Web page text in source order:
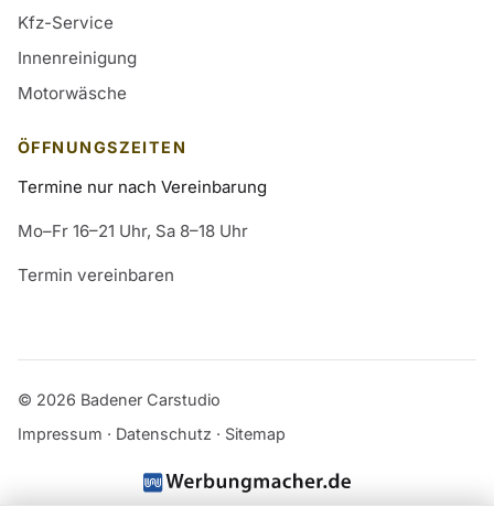
Kfz-Service
Innenreinigung
Motorwäsche
ÖFFNUNGSZEITEN
Termine nur nach Vereinbarung
Mo–Fr 16–21 Uhr, Sa 8–18 Uhr
Termin vereinbaren
© 2026 Badener Carstudio
Impressum · Datenschutz · Sitemap